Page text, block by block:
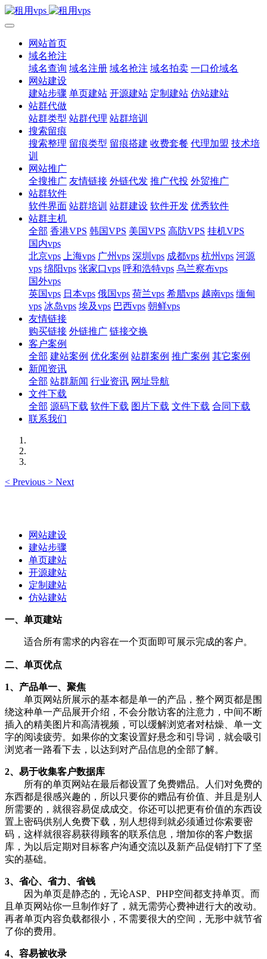
网站首页
域名抢注
域名查询 域名注册 域名抢注 域名拍卖 一口价域名
网站建设
建站步骤 单页建站 开源建站 定制建站 仿站建站
站群代做
站群类型 站群代理 站群培训
搜索留痕
搜索整理 留痕类型 留痕搭建 收费套餐 代理加盟 技术培
训
网站推广
全搜推广 友情链接 外链代发 推广代投 外贸推广
站群软件
软件界面 站群培训 站群建设 软件开发 优秀软件
站群主机
全部 香港VPS 韩国VPS 美国VPS 高防VPS 挂机VPS
国内vps
北京vps
上海vps 广州vps 深圳vps 成都vps 杭州vps 河源
vps 绵阳vps 张家口vps 呼和浩特vps 乌兰察布vps
国外vps
英国vps 日本vps 俄国vps 荷兰vps 希腊vps 越南vps 缅甸
vps 冰岛vps 埃及vps 巴西vps 朝鲜vps
友情链接
购买链接 外链推广 链接交换
客户案例
全部 建站案例 优化案例 站群案例 推广案例 其它案例
新闻资讯
全部 站群新闻 行业资讯 网址导航
文件下载
全部 源码下载 软件下载 图片下载 文件下载 合同下载
联系我们
< Previous > Next
网站建设
建站步骤
单页建站
开源建站
定制建站
仿站建站
一、单页建站
适合所有需求的内容在一个页面即可展示完成的客户。
二、单页优点
1、产品单一、聚焦
单页网站所展示的基本都是单一的产品，整个网页都是围
绕这种单一产品展开介绍，不会分散访客的注意力，中间不断
插入的精美图片和高清视频，可以缓解浏览者对枯燥、单一文
字的阅读疲劳。如果你的文案设置好悬念和引导词，就会吸引
浏览者一路看下去，以达到对产品信息的全部了解。
2、易于收集客户数据库
所有的单页网站在最后都设置了免费赠品。人们对免费的
东西都是很感兴趣的，所以只要你的赠品有价值、并且是别人
所需要的，就很容易促成成交。你还可以把更有价值的东西设
置上密码供别人免费下载，别人想得到就必须通过你索要密
码，这样就很容易获得顾客的联系信息，增加你的客户数据
库，为以后定期对目标客户沟通交流以及新产品促销打下了坚
实的基础。
3、省心、省力、省钱
因为单页是静态的，无论ASP、PHP空间都支持单页。而
且单页网站你一旦制作好了，就无需劳心费神进行大的改动。
再者单页内容负载都很小，不需要很大的空间，无形中就节省
了你的费用。
4、容易被收录